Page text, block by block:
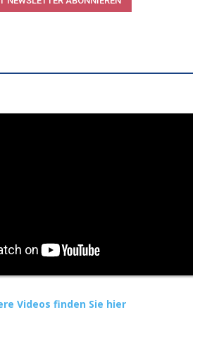
Videos finden Sie hier